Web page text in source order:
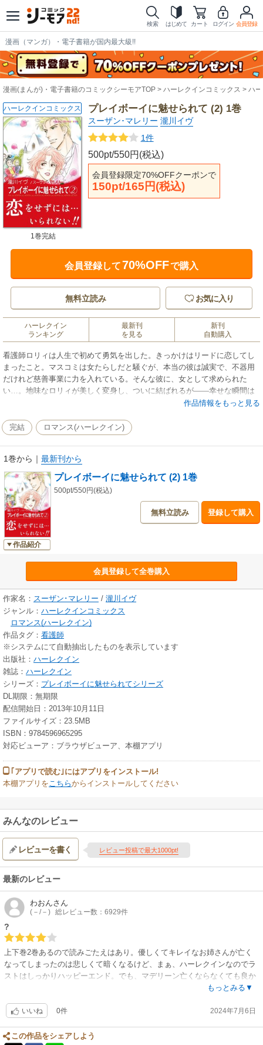
検索 はじめて カート ログイン 会員登録
漫画（マンガ）・電子書籍が国内最大級!!
漫画(まんが)・電子書籍のコミックシーモアTOP ハーレクインコミックス ハ
プレイボーイに魅せられて (2) 1巻
スーザン･マレリー 瀧川イヴ
1件
500pt/550円(税込)
会員登録限定70%OFFクーポンで
150pt/165円(税込)
ハーレクインコミックス
1巻完結
会員登録して70%OFFで購入
無料立読み お気に入り
ハーレクイン
ランキング
最新刊
を見る
新刊
自動購入
看護師ロリィは人生で初めて勇気を出した。きっかけはリードに恋してし
まったこと。マスコミは女たらしだと騒ぐが、本当の彼は誠実で、不器用
だけれど慈善事業に力を入れている。そんな彼に、女として求められた
い…。地味なロリィが美しく変身し、ついに結ばれるが――幸せな瞬間は
長くつづかなかった。ロリィの姉マデリンのＣ型肝炎が悪化したのだ。死
んで愛を拒絶するロリィをリードは…。
作品情報をもっと見る
完結 ロマンス(ハーレクイン)
1巻から ｜ 最新刊から
作品紹介
プレイボーイに魅せられて (2) 1巻
500pt/550円(税込)
無料立読み 登録して購入
会員登録して全巻購入
作家名： スーザン･マレリー / 瀧川イヴ
ジャンル： ハーレクインコミックス
ロマンス(ハーレクイン)
作品タグ： 看護師
※システムにて自動抽出したものを表示しています
出版社： ハーレクイン
雑誌： ハーレクイン
シリーズ： プレイボーイに魅せられてシリーズ
DL期限：無期限
配信開始日：2013年10月11日
ファイルサイズ：23.5MB
ISBN：9784596965295
対応ビューア：ブラウザビューア、本棚アプリ
｢アプリで読む｣にはアプリをインストール!
本棚アプリを こちらからインストールしてください
みんなのレビュー
レビューを書く レビュー投稿で最大1000pt!
最新のレビュー
わおんさん
(－/－) 総レビュー数：6929件
?
上下巻2巻あるので読みごたえはあり。優しくてキレイなお姉さんが亡く
なってしまったのは悲しくて暗くなるけど、まぁ、ハーレクインなのでラ
ストはしっかりハッピーエンド。でも、マデリーン亡くならなくても良か
もっとみる▼
いいね 0件 2024年7月6日
この作品をシェアしよう